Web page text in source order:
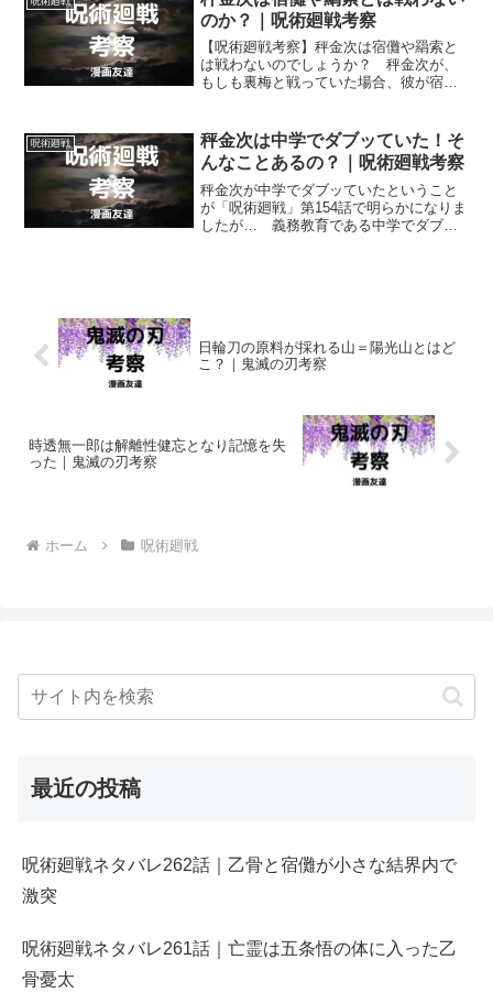
のか？｜呪術廻戦考察
【呪術廻戦考察】秤金次は宿儺や羂索と
は戦わないのでしょうか？ 秤金次が、
もしも裏梅と戦っていた場合、彼が宿儺
呪術廻戦
秤金次は中学でダブッていた！そ
んなことあるの？｜呪術廻戦考察
秤金次が中学でダブッていたということ
が「呪術廻戦」第154話で明らかになりま
したが… 義務教育である中学でダブッ
日輪刀の原料が採れる山＝陽光山とはど
こ？｜鬼滅の刃考察
時透無一郎は解離性健忘となり記憶を失
った｜鬼滅の刃考察
ホーム 呪術廻戦
最近の投稿
呪術廻戦ネタバレ262話｜乙骨と宿儺が小さな結界内で
激突
呪術廻戦ネタバレ261話｜亡霊は五条悟の体に入った乙
骨憂太